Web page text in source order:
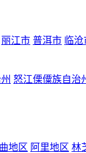
丽江市 普洱市 临
怒江傈僳族自治
地区 阿里地区 林